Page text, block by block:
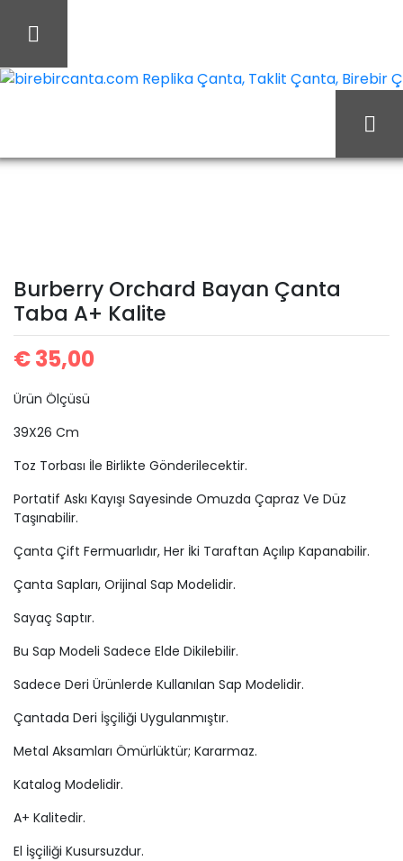
Taba A+ Kalite
Burberry Orchard Bayan Çanta
Taba A+ Kalite
€35,00
Ürün Ölçüsü
39X26 Cm
Toz Torbası İle Birlikte Gönderilecektir.
Portatif Askı Kayışı Sayesinde Omuzda Çapraz Ve Düz
Taşınabilir.
Çanta Çift Fermuarlıdır, Her İki Taraftan Açılıp Kapanabilir.
Çanta Sapları, Orijinal Sap Modelidir.
Sayaç Saptır.
Bu Sap Modeli Sadece Elde Dikilebilir.
Sadece Deri Ürünlerde Kullanılan Sap Modelidir.
Çantada Deri İşçiliği Uygulanmıştır.
Metal Aksamları Ömürlüktür; Kararmaz.
Katalog Modelidir.
A+ Kalitedir.
El İşçiliği Kusursuzdur.